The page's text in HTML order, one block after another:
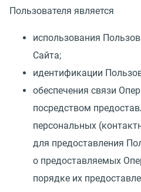
Пользователя является
использования
Сайта;
идентификации
обеспечения связи
посредством
персональных (
для предоставления
о предоставляемых
порядке их